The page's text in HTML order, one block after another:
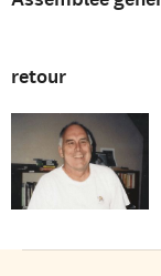
retour